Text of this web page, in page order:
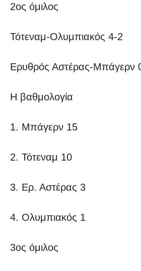
2ος όμιλος
Τότεναμ-Ολυμπιακός 4-2
Ερυθρός Αστέρας-Μπάγερν
Η βαθμολογία
1. Μπάγερν 15
2. Τότεναμ 10
3. Ερ. Αστέρας 3
4. Ολυμπιακός 1
3ος όμιλος